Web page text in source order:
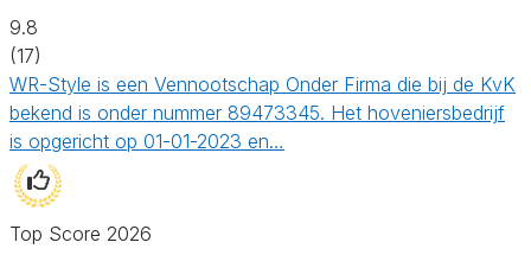
9.8
(17)
WR-Style is een Vennootschap Onder Firma die bij de KvK
bekend is onder nummer 89473345. Het hoveniersbedrijf
is opgericht op 01-01-2023 en…
Top Score 2026